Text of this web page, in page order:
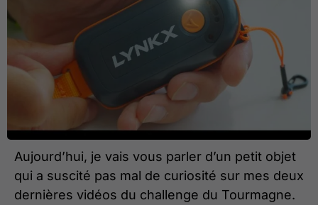
Aujourd’hui, je vais vous parler d’un petit objet
qui a suscité pas mal de curiosité sur mes deux
dernières vidéos du challenge du Tourmagne.